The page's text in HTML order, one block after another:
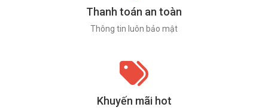
Thanh toán an toàn
Thông tin luôn bảo mật
Khuyến mãi hot